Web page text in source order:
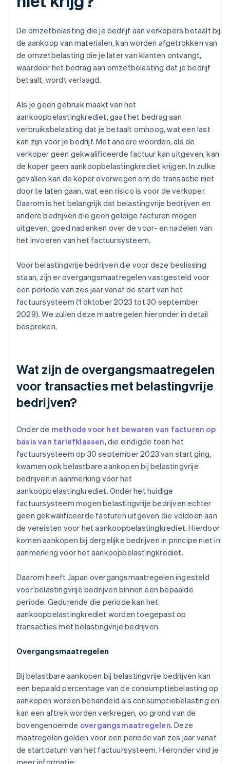
De omzetbelasting die je bedrijf aan verkopers betaalt bij
de aankoop van materialen, kan worden afgetrokken van
de omzetbelasting die je later van klanten ontvangt,
waardoor het bedrag aan omzetbelasting dat je bedrijf
betaalt, wordt verlaagd.
Als je geen gebruik maakt van het
aankoopbelastingkrediet, gaat het bedrag aan
verbruiksbelasting dat je betaalt omhoog, wat een last
kan zijn voor je bedrijf. Met andere woorden, als de
verkoper geen gekwalificeerde factuur kan uitgeven, kan
de koper geen aankoopbelastingkrediet krijgen. In zulke
gevallen kan de koper overwegen om de transactie niet
door te laten gaan, wat een risico is voor de verkoper.
Daarom is het belangrijk dat belastingvrije bedrijven en
andere bedrijven die geen geldige facturen mogen
uitgeven, goed nadenken over de voor- en nadelen van
het invoeren van het factuursysteem.
Voor belastingvrije bedrijven die voor deze beslissing
staan, zijn er overgangsmaatregelen vastgesteld voor
een periode van zes jaar vanaf de start van het
factuursysteem (1 oktober 2023 tot 30 september
2029). We zullen deze maatregelen hieronder in detail
bespreken.
Wat zijn de overgangsmaatregelen
voor transacties met belastingvrije
bedrijven?
Onder de methode voor het bewaren van facturen op
basis van tariefklassen, die eindigde toen het
factuursysteem op 30 september 2023 van start ging,
kwamen ook belastbare aankopen bij belastingvrije
bedrijven in aanmerking voor het
aankoopbelastingkrediet. Onder het huidige
factuursysteem mogen belastingvrije bedrijven echter
geen gekwalificeerde facturen uitgeven die voldoen aan
de vereisten voor het aankoopbelastingkrediet. Hierdoor
komen aankopen bij dergelijke bedrijven in principe niet in
aanmerking voor het aankoopbelastingkrediet.
Daarom heeft Japan overgangsmaatregelen ingesteld
voor belastingvrije bedrijven binnen een bepaalde
periode. Gedurende die periode kan het
aankoopbelastingkrediet worden toegepast op
transacties met belastingvrije bedrijven.
Overgangsmaatregelen
Bij belastbare aankopen bij belastingvrije bedrijven kan
een bepaald percentage van de consumptiebelasting op
aankopen worden behandeld als consumptiebelasting en
kan een aftrek worden verkregen, op grond van de
bovengenoemde overgangsmaatregelen. Deze
maatregelen gelden voor een periode van zes jaar vanaf
de startdatum van het factuursysteem. Hieronder vind je